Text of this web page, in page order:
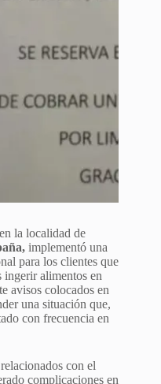
la localidad de
implementó una
para los clientes que
ingerir alimentos en
avisos colocados en
una situación que,
con frecuencia en
con el
complicaciones en